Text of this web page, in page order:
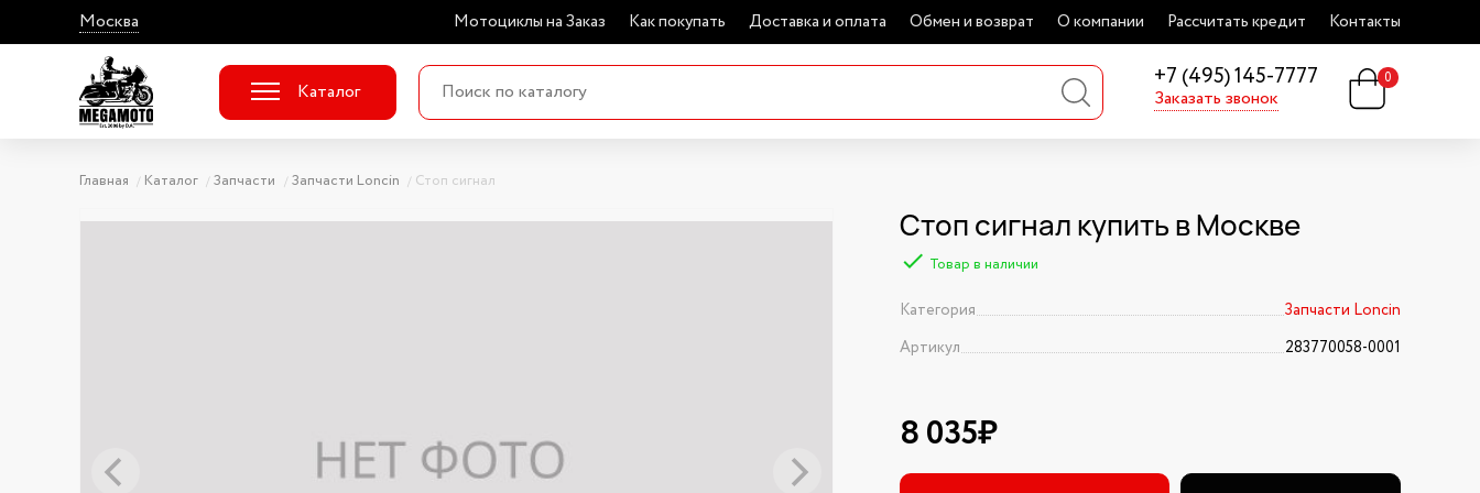
Москва Мотоциклы на Заказ Как покупать Доставка и оплата Обмен и возврат О компании Рассчитать кредит Контакты
+7 (495) 145-7777
Заказать звонок
Каталог
0
Главная Каталог Запчасти Запчасти Loncin Стоп сигнал
Стоп сигнал купить в Москве
Товар в наличии
Категория
Запчасти Loncin
Артикул
283770058-0001
8 035₽